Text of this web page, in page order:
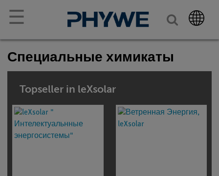
☰
Специальные химикаты
Topseller in leXsolar